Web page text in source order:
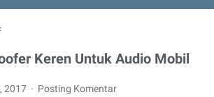
Keren Untuk Audio Mobil
2017 Posting Komentar